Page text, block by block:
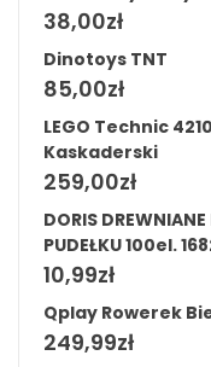
38,00zł
Dinotoys TNT
85,00zł
LEGO Technic
Kaskaderski
259,00zł
DORIS
PUDEŁKU 100el.
10,99zł
Qplay Rowerek
249,99zł